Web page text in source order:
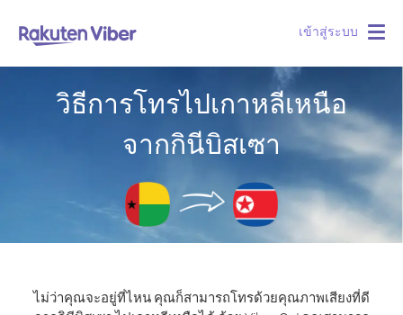
เข้าสู่ระบบ
วิธีการโทรไปเกาหลีเหนือ
จากกินีบิสเซา
ไม่ว่าคุณจะอยู่ที่ไหน คุณก็สามารถโทรด้วยคุณภาพเสียงที่ดี